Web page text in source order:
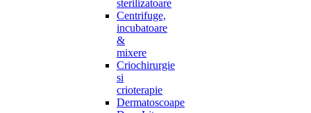
sterilizatoare
Centrifuge,
incubatoare
&
mixere
Criochirurgie
si
crioterapie
Dermatoscoape